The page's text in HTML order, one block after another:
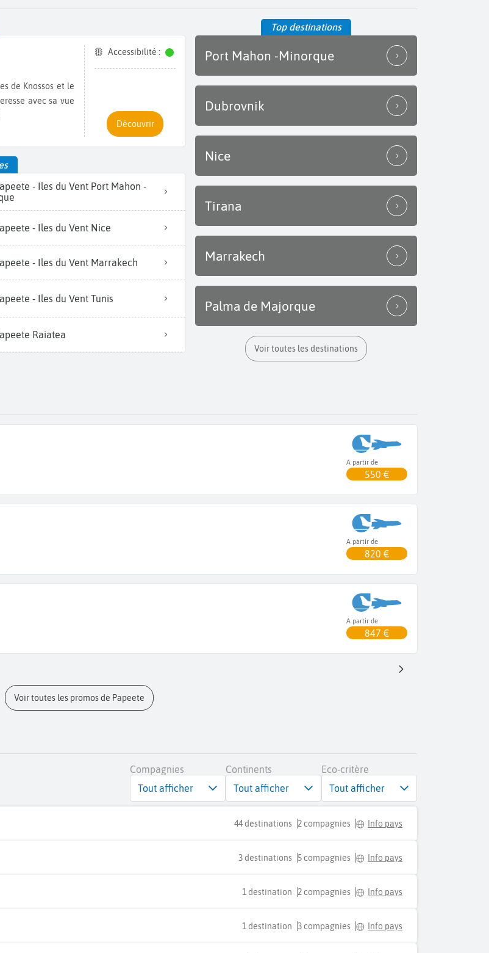
avec sa vue
Accessibilité :
Découvrir
- Iles du Vent Port Mahon -
- Iles du Vent Nice
- Iles du Vent Marrakech
- Iles du Vent Tunis
Raiatea
Top destinations
Port Mahon -Minorque
Dubrovnik
Nice
Tirana
Marrakech
Palma de Majorque
Voir toutes les destinations
A partir de
550 €
A partir de
820 €
A partir de
847 €
Voir toutes les promos de Papeete
Compagnies
Tout afficher
Continents
Tout afficher
Eco-critère
Tout afficher
44 destinations 2 compagnies Info pays
3 destinations 5 compagnies Info pays
1 destination 2 compagnies Info pays
1 destination 3 compagnies Info pays